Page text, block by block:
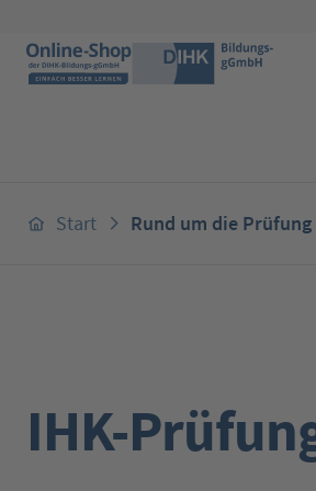
Start Rund um die Prüfung
IHK-